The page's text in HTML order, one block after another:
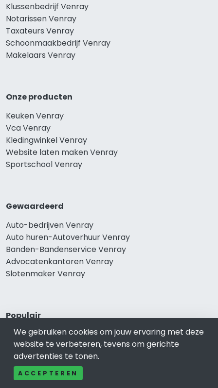
Klussenbedrijf Venray
Notarissen Venray
Taxateurs Venray
Schoonmaakbedrijf Venray
Makelaars Venray
Onze producten
Keuken Venray
Vca Venray
Kledingwinkel Venray
Website laten maken Venray
Sportschool Venray
Gewaardeerd
Auto-bedrijven Venray
Auto huren-Autoverhuur Venray
Banden-Bandenservice Venray
Advocatenkantoren Venray
Slotenmaker Venray
Populair
Woningruil Venray
Prive Spa-Sauna Venray
Incassobureau Venray
Bedrijfsruimte Venray
Ongediertebestrijding Venray
We gebruiken cookies om jouw ervaring met deze
website te verbeteren, tevens om gerichte
advertenties te tonen.
ACCEPTEREN